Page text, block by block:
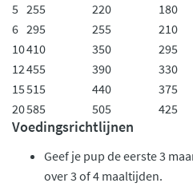
5 255 220 180
6 295 255 210
10410 350 295
12455 390 330
15515 440 375
20585 505 425
Voedingsrichtlijnen
Geef je pup de eerste 3
over 3 of 4 maaltijden.